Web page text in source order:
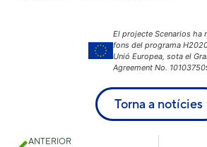
El projecte Scenarios ha
fons del programa
Unió Europea, sota el
Agreement No.
Torna a notícies
ANTERIOR